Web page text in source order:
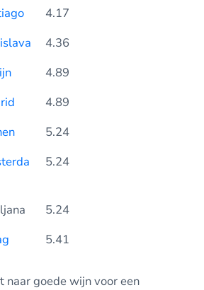
4.17
4.36
4.89
4.89
5.24
5.24
5.24
5.41
naar goede wijn voor een